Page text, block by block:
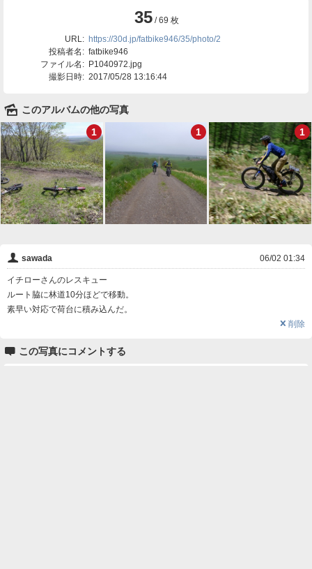
35/ 69 枚
URL: https://30d.jp/fatbike946/35/photo/2
投稿者名: fatbike946
ファイル名: P1040972.jpg
撮影日時: 2017/05/28 13:16:44
🌄 このアルバムの他の写真
1
1 1
👤 sawada 06/02 01:34
イチローさんのレスキュー
ルート脇に林道10分ほどで移動。
素早い対応で荷台に積み込んだ。
❌ 削除
 この写真にコメントする